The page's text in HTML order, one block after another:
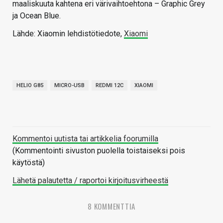
maaliskuuta kahtena eri värivaihtoehtona – Graphic Grey
ja Ocean Blue.
Lähde: Xiaomin lehdistötiedote, Xiaomi
HELIO G85 MICRO-USB REDMI 12C XIAOMI
Kommentoi uutista tai artikkelia foorumilla
(Kommentointi sivuston puolella toistaiseksi pois
käytöstä)
Lähetä palautetta / raportoi kirjoitusvirheestä
8 KOMMENTTIA